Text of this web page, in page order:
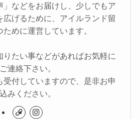
」などをお届けし、少しでもア
広げるために、アイルランド留
めに運営しています。
りたい事などがあればお気軽に
ご連絡下さい。
受付していますので、是非お申
込みください。